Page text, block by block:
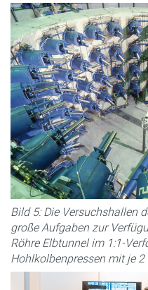
Bild 5: Die Versuchshallen
große Aufgaben zur
Röhre Elbtunnel im 1:1-
Hohlkolbenpressen mit je